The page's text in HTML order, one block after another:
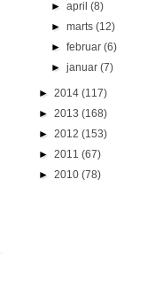
►april(8)
►marts(12)
►februar(6)
►januar(7)
► 2014 (117)
► 2013 (168)
► 2012 (153)
► 2011 (67)
► 2010 (78)